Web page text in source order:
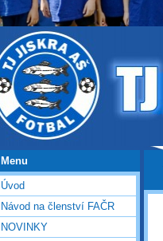
Menu
Úvod
Návod na členství FAČR
NOVINKY